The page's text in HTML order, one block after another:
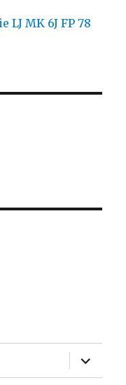
LJ MK 6J FP 78
ouvrir
le
sous-